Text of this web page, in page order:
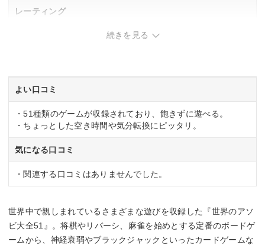
レーティング
2020年6月5日
続きを見る
よい口コミ
・51種類のゲームが収録されており、飽きずに遊べる。
・ちょっとした空き時間や気分転換にピッタリ。
気になる口コミ
・関連する口コミはありませんでした。
世界中で親しまれているさまざまな遊びを収録した『世界のアソ
ビ大全51』。将棋やリバーシ、麻雀を始めとする定番のボードゲ
ームから、神経衰弱やブラックジャックといったカードゲームな